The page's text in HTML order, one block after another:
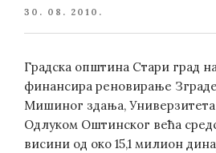
POSTED
30. 08. 2010.
Градска општина Стари град
финансира реновирање
Мишиног здања, Универзитета
Одлуком Оштинског већа
висини од око 15,1 милион